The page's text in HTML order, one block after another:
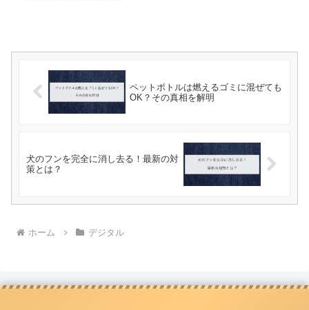
ペットボトルは燃えるゴミに混ぜても
OK？その真相を解明
犬のフンを完全に消し去る！最新の対
策とは？
ホーム デジタル